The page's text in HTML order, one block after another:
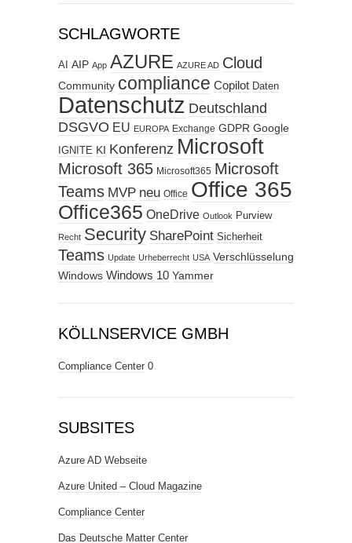
SCHLAGWORTE
AI AIP App AZURE AZURE AD Cloud
Community compliance Copilot Daten
Datenschutz Deutschland
DSGVO EU EUROPA Exchange GDPR Google
IGNITE KI Konferenz Microsoft
Microsoft 365 Microsoft365 Microsoft
Teams MVP neu Office Office 365
Office365 OneDrive Outlook Purview
Recht Security SharePoint Sicherheit
Teams Update Urheberrecht USA Verschlüsselung
Windows Windows 10 Yammer
KÖLLNSERVICE GMBH
Compliance Center 0
SUBSITES
Azure AD Webseite
Azure United – Cloud Magazine
Compliance Center
Das Deutsche Matter Center